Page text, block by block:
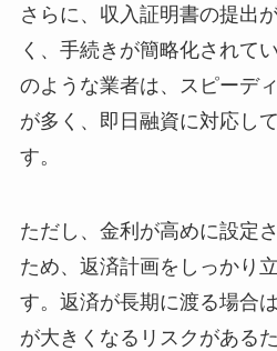
さらに、収入証明書の提出
く、手続きが簡略化されて
のような業者は、スピーデ
が多く、即日融資に対応し
す。
ただし、金利が高めに設定
ため、返済計画をしっかり
す。返済が長期に渡る場合
が大きくなるリスクがある